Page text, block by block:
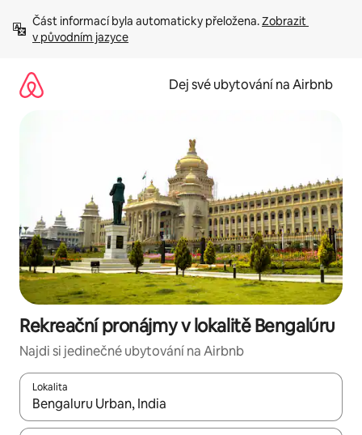
obsah
Část informací byla automaticky přeložena. Zobrazit
v původním jazyce
Dej své ubytování na Airbnb
Rekreační pronájmy v lokalitě Bengalúru
Najdi si jedinečné ubytování na Airbnb
Lokalita
Až budou výsledky k dispozici, můžeš si je procházet pomocí